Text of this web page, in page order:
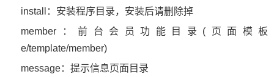
install：安装程序目录，安装后请删除掉
member：前台会员功能目录(页面模板
e/template/member)
message：提示信息页面目录